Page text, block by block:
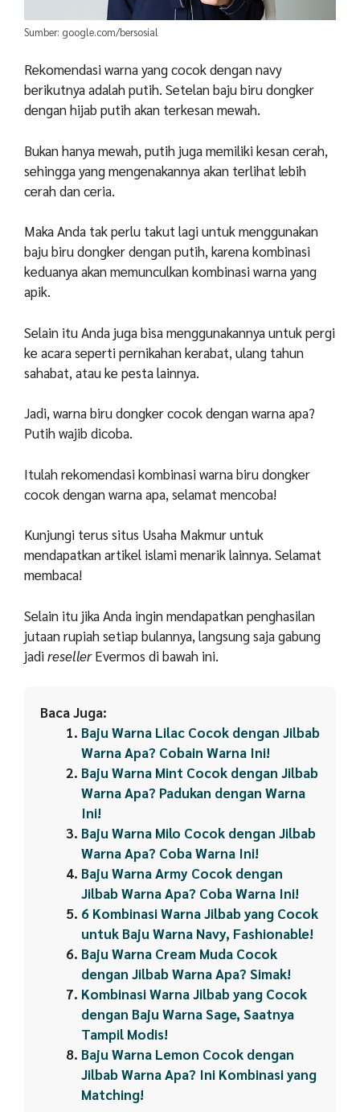
Sumber: google.com/bersosial
Rekomendasi warna yang cocok dengan navy
berikutnya adalah putih. Setelan baju biru dongker
dengan hijab putih akan terkesan mewah.
Bukan hanya mewah, putih juga memiliki kesan cerah,
sehingga yang mengenakannya akan terlihat lebih
cerah dan ceria.
Maka Anda tak perlu takut lagi untuk menggunakan
baju biru dongker dengan putih, karena kombinasi
keduanya akan memunculkan kombinasi warna yang
apik.
Selain itu Anda juga bisa menggunakannya untuk pergi
ke acara seperti pernikahan kerabat, ulang tahun
sahabat, atau ke pesta lainnya.
Jadi, warna biru dongker cocok dengan warna apa?
Putih wajib dicoba.
Itulah rekomendasi kombinasi warna biru dongker
cocok dengan warna apa, selamat mencoba!
Kunjungi terus situs Usaha Makmur untuk
mendapatkan artikel islami menarik lainnya. Selamat
membaca!
Selain itu jika Anda ingin mendapatkan penghasilan
jutaan rupiah setiap bulannya, langsung saja gabung
jadiresellerEvermos di bawah ini.
Baca Juga:
Baju Warna Lilac Cocok dengan Jilbab
Warna Apa? Cobain Warna Ini!
Baju Warna Mint Cocok dengan Jilbab
Warna Apa? Padukan dengan Warna
Ini!
Baju Warna Milo Cocok dengan Jilbab
Warna Apa? Coba Warna Ini!
Baju Warna Army Cocok dengan
Jilbab Warna Apa? Coba Warna Ini!
6 Kombinasi Warna Jilbab yang Cocok
untuk Baju Warna Navy, Fashionable!
Baju Warna Cream Muda Cocok
dengan Jilbab Warna Apa? Simak!
Kombinasi Warna Jilbab yang Cocok
dengan Baju Warna Sage, Saatnya
Tampil Modis!
Baju Warna Lemon Cocok dengan
Jilbab Warna Apa? Ini Kombinasi yang
Matching!